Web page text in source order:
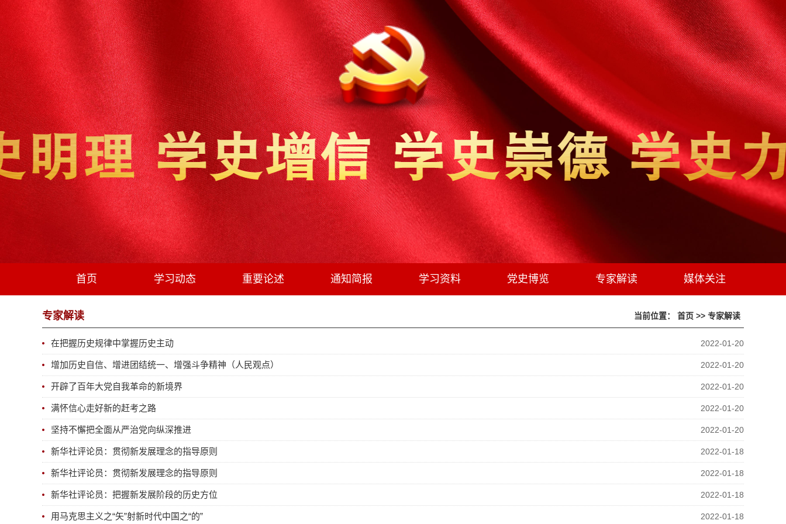
首页 学习动态 重要论述 通知简报 学习资料 党史博览 专家解读 媒体关注
专家解读 当前位置： 首页 >> 专家解读
2022-01-20
在把握历史规律中掌握历史主动
2022-01-20
增加历史自信、增进团结统一、增强斗争精神（人民观点）
2022-01-20
开辟了百年大党自我革命的新境界
2022-01-20
满怀信心走好新的赶考之路
2022-01-20
坚持不懈把全面从严治党向纵深推进
2022-01-18
新华社评论员：贯彻新发展理念的指导原则
2022-01-18
新华社评论员：贯彻新发展理念的指导原则
2022-01-18
新华社评论员：把握新发展阶段的历史方位
2022-01-18
用马克思主义之“矢”射新时代中国之“的”